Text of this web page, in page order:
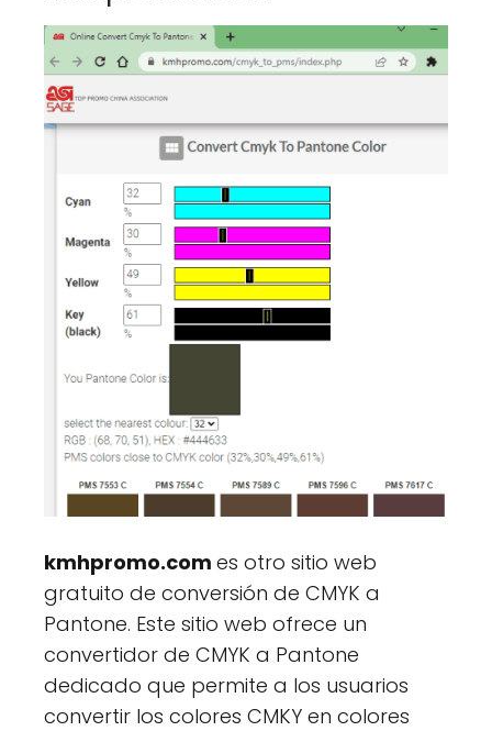
kmhpromo.com es otro sitio web
gratuito de conversión de CMYK a
Pantone. Este sitio web ofrece un
convertidor de CMYK a Pantone
dedicado que permite a los usuarios
convertir los colores CMKY en colores